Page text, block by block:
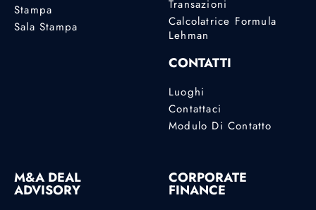
Stampa
Sala Stampa
Transazioni
Calcolatrice Formula
Lehman
CONTATTI
Luoghi
Contattaci
Modulo Di Contatto
M&A DEAL
ADVISORY
CORPORATE
FINANCE